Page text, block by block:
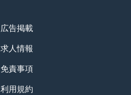
広告掲載
求人情報
免責事項
利用規約